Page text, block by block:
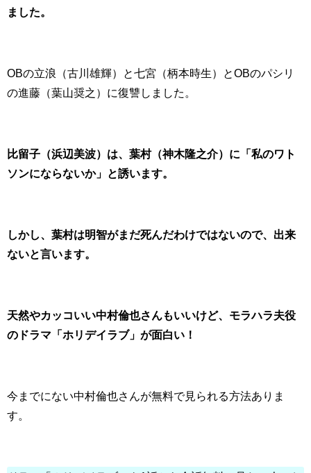
ました。
OBの立浪（古川雄輝）と七宮（柄本時生）とOBのパシリ
の進藤（葉山奨之）に復讐しました。
比留子（浜辺美波）は、葉村（神木隆之介）に「私のワト
ソンにならないか」と誘います。
しかし、葉村は明智がまだ死んだわけではないので、出来
ないと言います。
天然やカッコいい中村倫也さんもいいけど、モラハラ夫役
のドラマ「ホリデイラブ」が面白い！
今までにない中村倫也さんが無料で見られる方法ありま
す。